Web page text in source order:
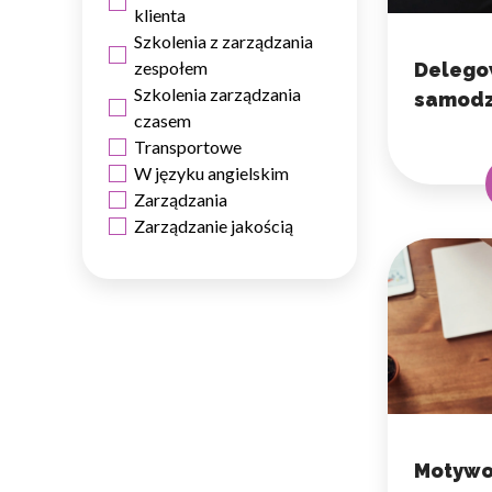
klienta
Szkolenia z zarządzania
zespołem
Szkolenia zarządzania
czasem
Transportowe
W języku angielskim
Zarządzania
Zarządzanie jakością
Statystyczne pliki cookie
na stronie, gromadząc i
Marketingowe pliki cookie
reklam, które są istotne i
reklamodawców strony
Nieklasyfikowane
Nieklasyfikowane pliki
Odrzuć